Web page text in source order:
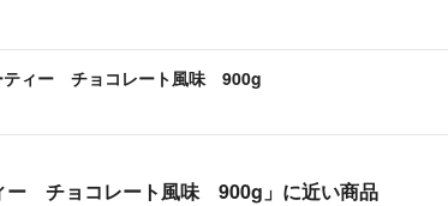
ィー チョコレート風味 900g
ー チョコレート風味 900g」に近い商品